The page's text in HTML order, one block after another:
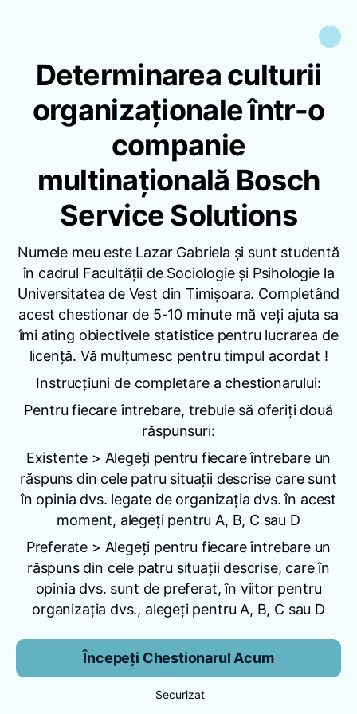
Determinarea culturii
organizaționale într-o
companie
multinațională Bosch
Service Solutions
Numele meu este Lazar Gabriela și sunt studentă
în cadrul Facultății de Sociologie și Psihologie la
Universitatea de Vest din Timișoara. Completând
acest chestionar de 5-10 minute mă veți ajuta sa
îmi ating obiectivele statistice pentru lucrarea de
licență. Vă mulțumesc pentru timpul acordat !
Instrucțiuni de completare a chestionarului:
Pentru fiecare întrebare, trebuie să oferiți două
răspunsuri:
Existente > Alegeți pentru fiecare întrebare un
răspuns din cele patru situații descrise care sunt
în opinia dvs. legate de organizația dvs. în acest
moment, alegeți pentru A, B, C sau D
Preferate > Alegeți pentru fiecare întrebare un
răspuns din cele patru situații descrise, care în
opinia dvs. sunt de preferat, în viitor pentru
organizația dvs., alegeți pentru A, B, C sau D
Începeți Chestionarul Acum
Securizat